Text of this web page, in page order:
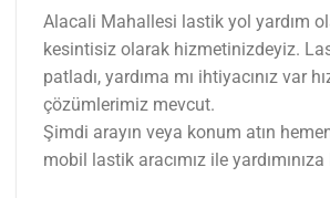
Alacali Mahallesi lastik yol yardım
kesintisiz olarak hizmetinizdeyiz.
patladı, yardıma mı ihtiyacınız var
çözümlerimiz mevcut.
Şimdi arayın veya konum atın
mobil lastik aracımız ile yardımınıza